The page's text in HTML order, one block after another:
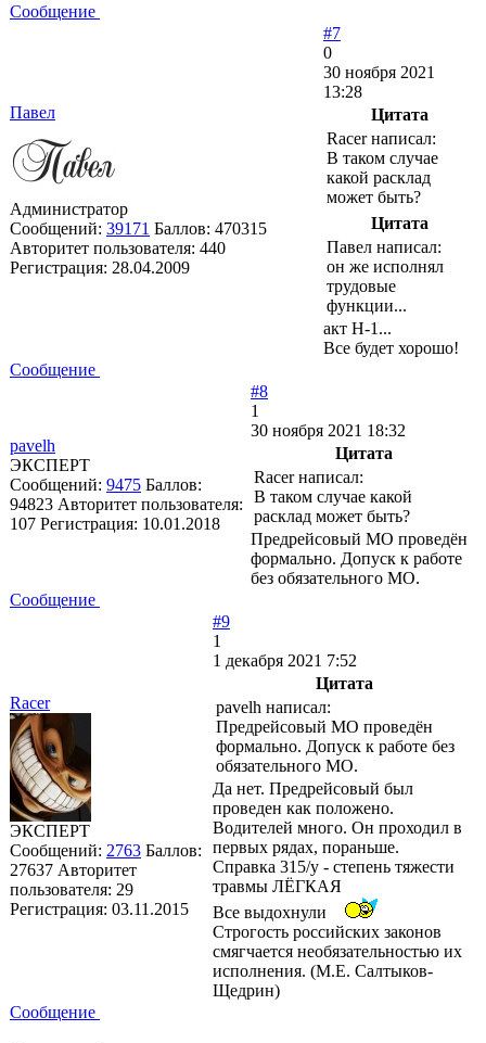
Сообщение
Павел
Администратор
Сообщений: 39171 Баллов: 470315
Авторитет пользователя: 440
Регистрация: 28.04.2009
#7
0
30 ноября 2021
13:28
Цитата
Racer написал:
В таком случае
какой расклад
может быть?
Цитата
Павел написал:
он же исполнял
трудовые
функции...
акт Н-1...
Все будет хорошо!
Сообщение
pavelh
ЭКСПЕРТ
Сообщений: 9475 Баллов:
94823 Авторитет пользователя:
107 Регистрация: 10.01.2018
#8
1
30 ноября 2021 18:32
Цитата
Racer написал:
В таком случае какой
расклад может быть?
Предрейсовый МО проведён
формально. Допуск к работе
без обязательного МО.
Сообщение
Racer
ЭКСПЕРТ
Сообщений: 2763 Баллов:
27637 Авторитет
пользователя: 29
Регистрация: 03.11.2015
#9
1
1 декабря 2021 7:52
Цитата
pavelh написал:
Предрейсовый МО проведён
формально. Допуск к работе без
обязательного МО.
Да нет. Предрейсовый был
проведен как положено.
Водителей много. Он проходил в
первых рядах, пораньше.
Справка 315/у - степень тяжести
травмы ЛЁГКАЯ
Все выдохнули
Строгость российских законов
смягчается необязательностью их
исполнения. (М.Е. Салтыков-
Щедрин)
Сообщение